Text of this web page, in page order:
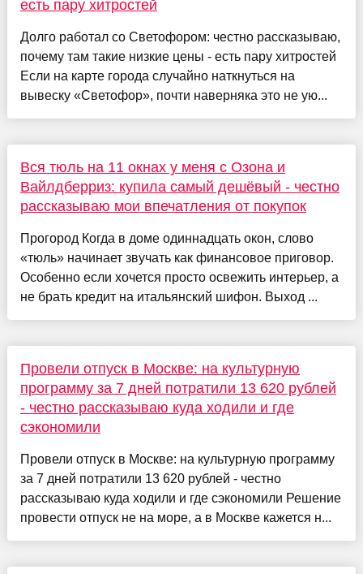
есть пару хитростей
Долго работал со Светофором: честно рассказываю,
почему там такие низкие цены - есть пару хитростей
Если на карте города случайно наткнуться на
вывеску «Светофор», почти наверняка это не ую...
Вся тюль на 11 окнах у меня с Озона и
Вайлдберриз: купила самый дешёвый - честно
рассказываю мои впечатления от покупок
Прогород Когда в доме одиннадцать окон, слово
«тюль» начинает звучать как финансовое приговор.
Особенно если хочется просто освежить интерьер, а
не брать кредит на итальянский шифон. Выход ...
Провели отпуск в Москве: на культурную
программу за 7 дней потратили 13 620 рублей
- честно рассказываю куда ходили и где
сэкономили
Провели отпуск в Москве: на культурную программу
за 7 дней потратили 13 620 рублей - честно
рассказываю куда ходили и где сэкономили Решение
провести отпуск не на море, а в Москве кажется н...